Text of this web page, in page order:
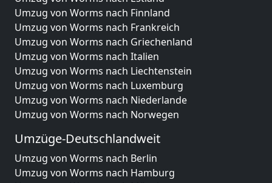
Umzug von Worms nach Finnland
Umzug von Worms nach Frankreich
Umzug von Worms nach Griechenland
Umzug von Worms nach Italien
Umzug von Worms nach Liechtenstein
Umzug von Worms nach Luxemburg
Umzug von Worms nach Niederlande
Umzug von Worms nach Norwegen
Umzüge-Deutschlandweit
Umzug von Worms nach Berlin
Umzug von Worms nach Hamburg